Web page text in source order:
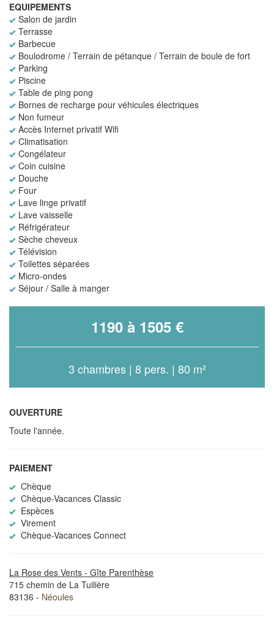
EQUIPEMENTS
Salon de jardin
Terrasse
Barbecue
Boulodrome / Terrain de pétanque / Terrain de boule de fort
Parking
Piscine
Table de ping pong
Bornes de recharge pour véhicules électriques
Non fumeur
Accès Internet privatif Wifi
Climatisation
Congélateur
Coin cuisine
Douche
Four
Lave linge privatif
Lave vaisselle
Réfrigérateur
Sèche cheveux
Télévision
Toilettes séparées
Micro-ondes
Séjour / Salle à manger
1190 à 1505 €
3 chambres | 8 pers. | 80 m²
OUVERTURE
Toute l'année.
PAIEMENT
Chèque
Chèque-Vacances Classic
Espèces
Virement
Chèque-Vacances Connect
La Rose des Vents - Gîte Parenthèse
715 chemin de La Tuilière
83136 - Néoules